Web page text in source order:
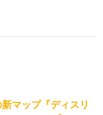
マップ『ディスリ